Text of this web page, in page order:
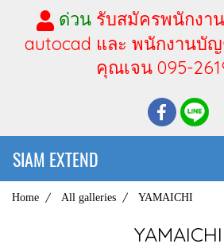
ด่วน รับสมัครพนักงา
autocad และ พนักงานบั
คุณเจน 095-
SIAM EXTEND
Home All galleries YAMAICHI
YAMAICHI